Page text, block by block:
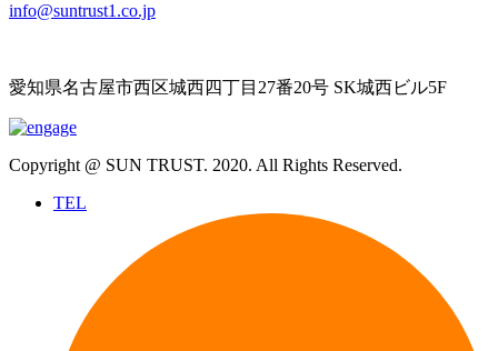
info@suntrust1.co.jp
愛知県名古屋市西区城西四丁目27番20号 SK城西ビル5F
Copyright @ SUN TRUST. 2020. All Rights Reserved.
TEL